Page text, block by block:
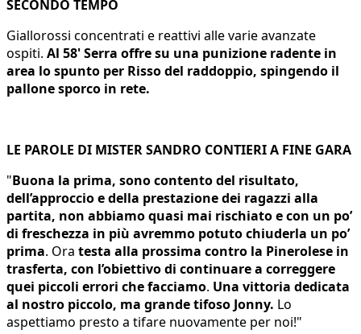
SECONDO TEMPO
Giallorossi concentrati e reattivi alle varie avanzate
ospiti. Al 58' Serra offre su una punizione radente in
area lo spunto per Risso del raddoppio, spingendo il
pallone sporco in rete.
LE PAROLE DI MISTER SANDRO CONTIERI A FINE GARA
"Buona la prima, sono contento del risultato,
dell’approccio e della prestazione dei ragazzi alla
partita, non abbiamo quasi mai rischiato e con un po’
di freschezza in più avremmo potuto chiuderla un po’
prima. Ora testa alla prossima contro la Pinerolese in
trasferta, con l’obiettivo di continuare a correggere
quei piccoli errori che facciamo. Una vittoria dedicata
al nostro piccolo, ma grande tifoso Jonny. Lo
aspettiamo presto a tifare nuovamente per noi!"